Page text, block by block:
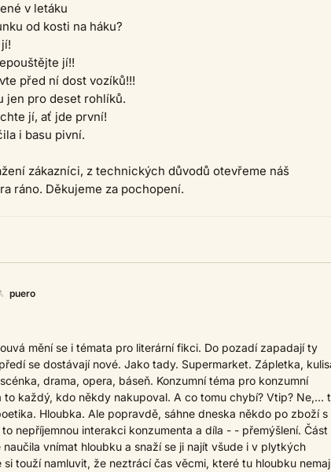
v letáku
od kosti na háku?
jí!!
před ní dost vozíků!!!
jen pro deset rohlíků.
jí, ať jde první!
i basu pivní.
zákazníci, z technických důvodů otevřeme náš
ráno. Děkujeme za pochopení.
puero
mění se i témata pro literární fikci. Do pozadí zapadají ty
se dostávají nové. Jako tady. Supermarket. Zápletka,
drama, opera, báseň. Konzumní téma pro konzumní
to každý, kdo někdy nakupoval. A co tomu chybí? Vtip? Ne,...
Hloubka. Ale popravdě, sáhne dneska někdo po zboží s
nepříjemnou interakci konzumenta a díla - - přemýšlení. Část
naučila vnímat hloubku a snaží se ji najít všude i v plytkých
si touží namluvit, že neztrácí čas věcmi, které tu hloubku